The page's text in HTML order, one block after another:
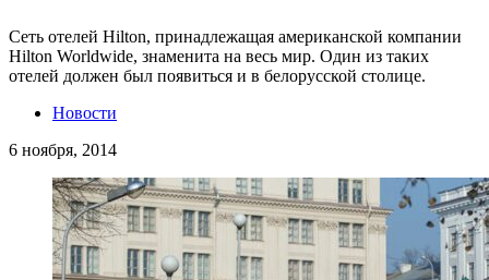
Сеть отелей Hilton, принадлежащая американской компании
Hilton Worldwide, знаменита на весь мир. Один из таких
отелей должен был появиться и в белорусской столице.
Новости
6 ноября, 2014